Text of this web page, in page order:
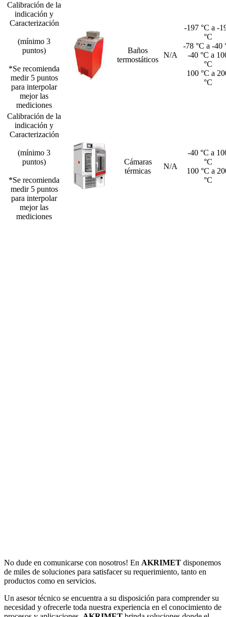
Calibración de la
indicación y
Caracterización
(mínimo 3
puntos)
*Se recomienda
medir 5 puntos
para interpolar
mejor las
mediciones
Baños
termostáticos
N/A
-197 °C a -
°C
-78 °C a -40
-40 °C a
°C
100 °C a
°C
Calibración de la
indicación y
Caracterización
(mínimo 3
puntos)
*Se recomienda
medir 5 puntos
para interpolar
mejor las
mediciones
Cámaras
térmicas
N/A
-40 °C a
°C
100 °C a
°C
No dude en comunicarse con nosotros! En AKRIMET disponemos
de miles de soluciones para satisfacer su requerimiento, tanto en
productos como en servicios.
Un asesor técnico se encuentra a su disposición para comprender su
necesidad y ofrecerle toda nuestra experiencia en el conocimiento de